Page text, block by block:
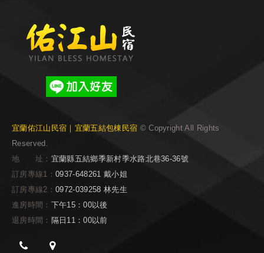
宜蘭佑江山民宿｜宜蘭五結包棟民宿 © Copyright All Rights
Reserved.
地 址： 宜蘭縣五結鄉季新村季水路北巷36-36號
訂房專線1： 0937-648261 戴小姐
訂房專線2： 0972-039258 林先生
進房時間： 下午15：00以後
退房時間： 隔日11：00以前